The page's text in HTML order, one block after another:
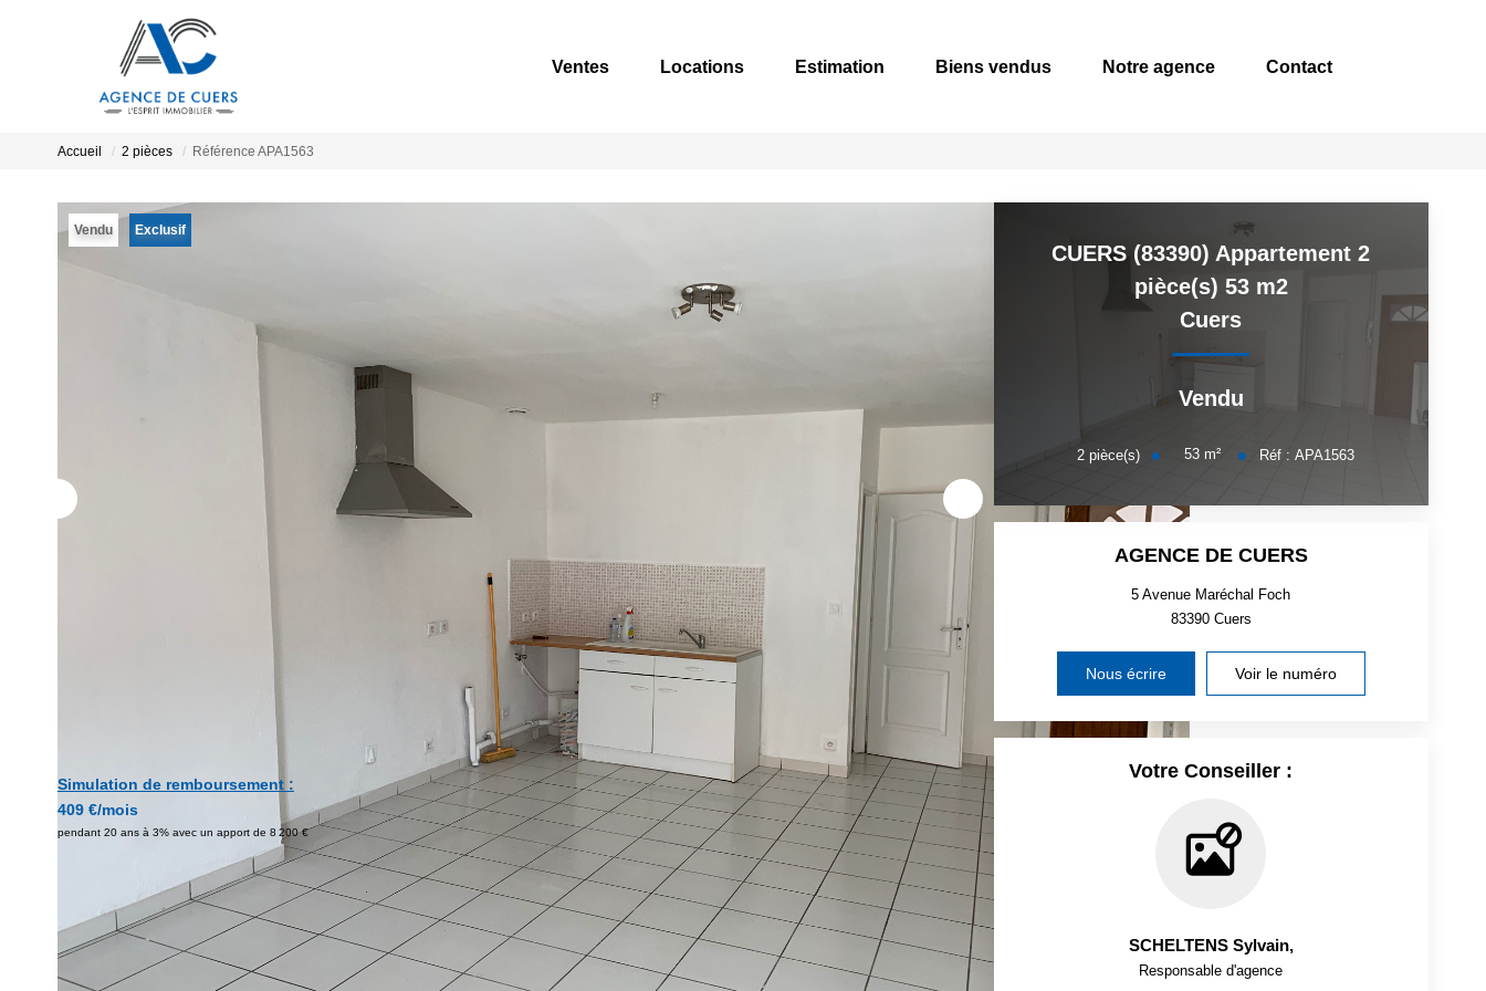
Ventes Locations Estimation Biens vendus Notre agence Contact
Accueil 2 pièces Référence APA1563
Vendu Exclusif
Simulation de remboursement :
409 €/mois
pendant 20 ans à 3% avec un apport de 8 200 €
Description
Réf : APA1563
VENDU
CUERS (83390) Appartement 2
pièce(s) 53 m2
Cuers
Vendu
2 pièce(s) 53 m² Réf : APA1563
AGENCE DE CUERS
5 Avenue Maréchal Foch
83390 Cuers
Nous écrire Voir le numéro
Votre Conseiller :
SCHELTENS Sylvain,
Responsable d'agence